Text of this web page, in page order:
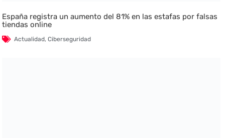
España registra un aumento del 81% en las estafas por falsas
tiendas online
Actualidad,Ciberseguridad